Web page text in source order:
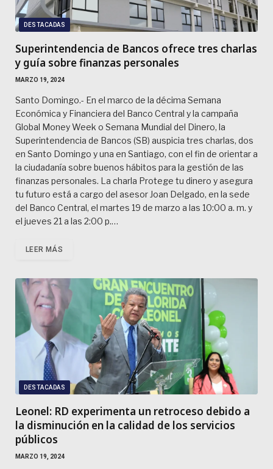
DESTACADAS
Superintendencia de Bancos ofrece tres charlas
y guía sobre finanzas personales
MARZO 19, 2024
Santo Domingo.- En el marco de la décima Semana
Económica y Financiera del Banco Central y la campaña
Global Money Week o Semana Mundial del Dinero, la
Superintendencia de Bancos (SB) auspicia tres charlas, dos
en Santo Domingo y una en Santiago, con el fin de orientar a
la ciudadanía sobre buenos hábitos para la gestión de las
finanzas personales. La charla Protege tu dinero y asegura
tu futuro está a cargo del asesor Joan Delgado, en la sede
del Banco Central, el martes 19 de marzo a las 10:00 a. m. y
el jueves 21 a las 2:00 p.…
LEER MÁS
DESTACADAS
Leonel: RD experimenta un retroceso debido a
la disminución en la calidad de los servicios
públicos
MARZO 19, 2024